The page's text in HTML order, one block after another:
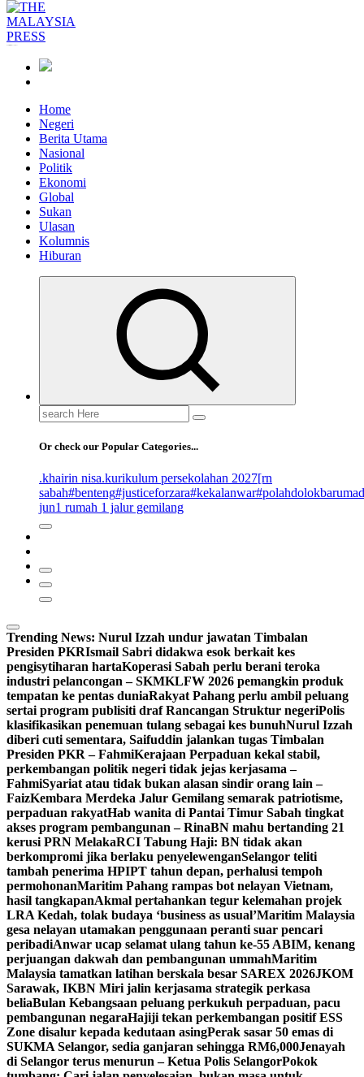
Home
Negeri
Berita Utama
Nasional
Politik
Ekonomi
Global
Sukan
Ulasan
Kolumnis
Hiburan
Search
for:
Or check our Popular Categories...
.khairin nisa.kurikulum persekolahan 2027[rn
sabah#benteng#justiceforzara#kekalanwar
jun1 rumah 1 jalur gemilang
Trending News: Nurul Izzah undur jawatan Timbalan
Presiden PKRIsmail Sabri didakwa esok berkait kes
pengisytiharan hartaKoperasi Sabah perlu berani teroka
industri pelancongan – SKMKLFW 2026 pemangkin produk
tempatan ke pentas duniaRakyat Pahang perlu ambil peluang
sertai program publisiti draf Rancangan Struktur negeriPolis
klasifikasikan penemuan tulang sebagai kes bunuhNurul Izzah
diberi cuti sementara, Saifuddin jalankan tugas Timbalan
Presiden PKR – FahmiKerajaan Perpaduan kekal stabil,
perkembangan politik negeri tidak jejas kerjasama –
FahmiSyariat atau tidak bukan alasan sindir orang lain –
FaizKembara Merdeka Jalur Gemilang semarak patriotisme,
perpaduan rakyatHab wanita di Pantai Timur Sabah tingkat
akses program pembangunan – RinaBN mahu bertanding 21
kerusi PRN MelakaRCI Tabung Haji: BN tidak akan
berkompromi jika berlaku penyelewenganSelangor teliti
tambah penerima HPIPT tahun depan, perhalusi tempoh
permohonanMaritim Pahang rampas bot nelayan Vietnam,
hasil tangkapanAkmal pertahankan tegur kelemahan projek
LRA Kedah, tolak budaya ‘business as usual’Maritim Malaysia
gesa nelayan utamakan penggunaan peranti suar pencari
peribadiAnwar ucap selamat ulang tahun ke-55 ABIM, kenang
perjuangan dakwah dan pembangunan ummahMaritim
Malaysia tamatkan latihan berskala besar SAREX 2026JKOM
Sarawak, IKBN Miri jalin kerjasama strategik perkasa
beliaBulan Kebangsaan peluang perkukuh perpaduan, pacu
pembangunan negaraHajiji tekan perkembangan positif ESS
Zone disalur kepada kedutaan asingPerak sasar 50 emas di
SUKMA Selangor, sedia ganjaran sehingga RM6,000Jenayah
di Selangor terus menurun – Ketua Polis SelangorPokok